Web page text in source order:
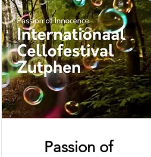
Passion of